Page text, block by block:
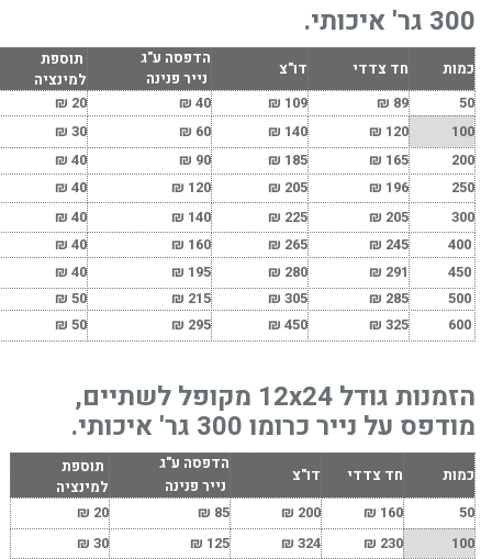
300 גר' איכותי.
כמות חד צדדי דו"צ
הדפסה ע"ג
נייר פנינה
תוספת
למינציה
₪
109
₪
₪
₪
100
120
₪
140
₪
₪
₪
200
165
₪
185
₪
₪
₪
250
196
₪
205
₪
120
₪
₪
300
205
₪
225
₪
140
₪
₪
245
₪
265
₪
160
₪
₪
291
₪
280
₪
195
₪
₪
285
₪
305
₪
215
₪
₪
325
₪
450
₪
295
₪
₪
הזמנות גודל 12x24 מקופל לשתיים,
מודפס על נייר כרומו 300 גר' איכותי.
כמות חד צדדי דו"צ
הדפסה ע"ג
נייר פנינה
תוספת
למינציה
160
₪
200
₪
₪
₪
100
230
₪
324
₪
125
₪
₪